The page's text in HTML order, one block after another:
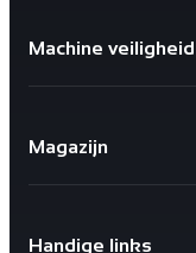
Machine veiligheid
Deuren
Magazijn
X-Rail® Valbeveiliging
Handige links